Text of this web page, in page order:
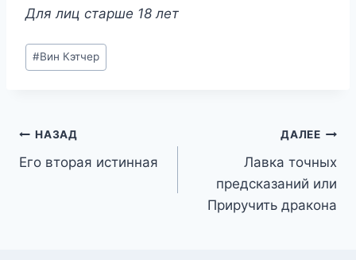
Для лиц старше 18 лет
Метки
записи:
#Вин Кэтчер
Навигация
по
НАЗАД
Его вторая истинная
ДАЛЕЕ
Лавка точных
предсказаний или
Приручить дракона